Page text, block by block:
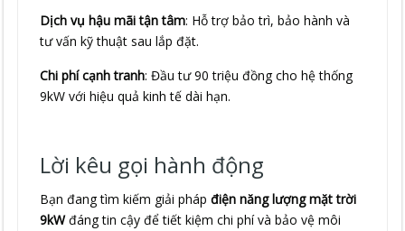
Dịch vụ hậu mãi tận tâm: Hỗ trợ bảo trì, bảo hành và
tư vấn kỹ thuật sau lắp đặt.
Chi phí cạnh tranh: Đầu tư 90 triệu đồng cho hệ thống
9kW với hiệu quả kinh tế dài hạn.
Lời kêu gọi hành động
Bạn đang tìm kiếm giải phápđiện năng lượng mặt trời
9kWđáng tin cậy để tiết kiệm chi phí và bảo vệ môi